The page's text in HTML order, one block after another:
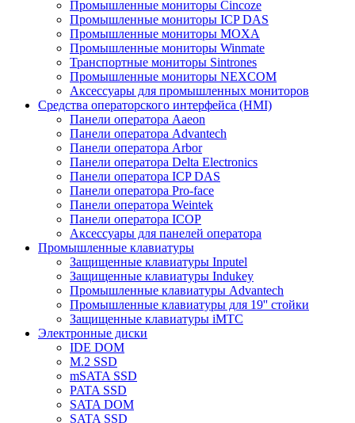
Промышленные мониторы Cincoze
Промышленные мониторы ICP DAS
Промышленные мониторы MOXA
Промышленные мониторы Winmate
Транспортные мониторы Sintrones
Промышленные мониторы NEXCOM
Аксессуары для промышленных мониторов
Средства операторского интерфейса (HMI)
Панели оператора Aaeon
Панели оператора Advantech
Панели оператора Arbor
Панели оператора Delta Electronics
Панели оператора ICP DAS
Панели оператора Pro-face
Панели оператора Weintek
Панели оператора ICOP
Аксессуары для панелей оператора
Промышленные клавиатуры
Защищенные клавиатуры Inputel
Защищенные клавиатуры Indukey
Промышленные клавиатуры Advantech
Промышленные клавиатуры для 19'' стойки
Защищенные клавиатуры iMTC
Электронные диски
IDE DOM
M.2 SSD
mSATA SSD
PATA SSD
SATA DOM
SATA SSD